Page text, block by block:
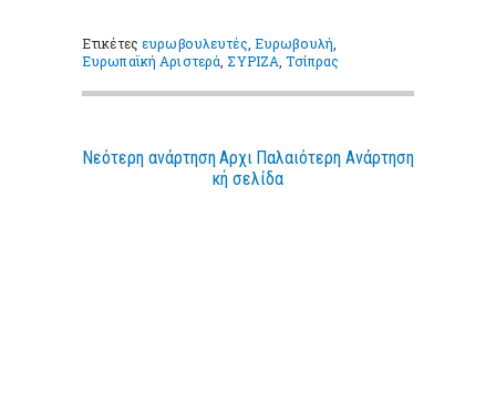
Ετικέτες ευρωβουλευτές Ευρωβουλή
Ευρωπαϊκή Αριστερά ΣΥΡΙΖΑ ,Τσίπρας
Νεότερη ανάρτηση Παλαιότερη Ανάρτηση
Αρχι
κή σελίδα